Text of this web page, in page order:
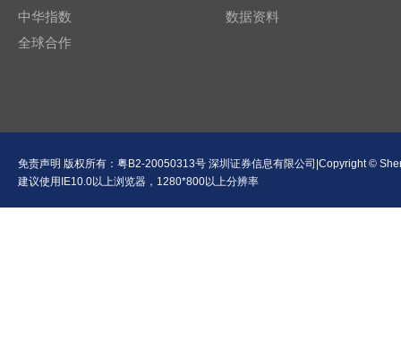
中华指数
全球合作
数据资料
免责声明 版权所有： 粤B2-20050313号 深圳证券信息有限公司|Copyright ©
建议使用IE10.0以上浏览器，1280*800以上分辨率